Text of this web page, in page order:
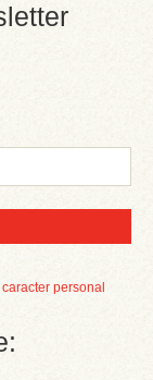
personal